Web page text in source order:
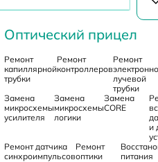
Оптический прицел
Ремонт
капиллярной
трубки
Ремонт
контроллеров
Ремонт
лучевой
трубки
Замена
микросхемы
усилителя
Замена
микросхемы
логики
Замена
CORE
и
Ремонт датчика
синхроимпульсов
Ремонт
оптики
питания